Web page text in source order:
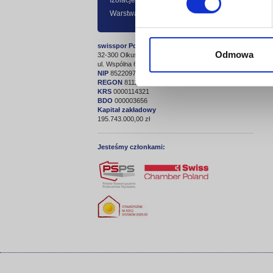
Odmowa
Warstwa ochronno - dekoracyjna
swisspor Polska sp. z o.o.
32-300 Olkusz
ul. Wspólna 6
NIP 8522097221
REGON 811145245
KRS 0000114321
BDO 000003656
Kapitał zakładowy
195.743.000,00 zł
Jesteśmy członkami: